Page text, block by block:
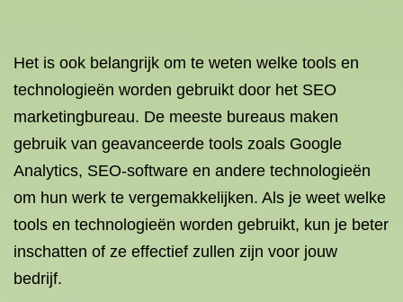
Het is ook belangrijk om te weten welke tools en
technologieën worden gebruikt door het SEO
marketingbureau. De meeste bureaus maken
gebruik van geavanceerde tools zoals Google
Analytics, SEO-software en andere technologieën
om hun werk te vergemakkelijken. Als je weet welke
tools en technologieën worden gebruikt, kun je beter
inschatten of ze effectief zullen zijn voor jouw
bedrijf.